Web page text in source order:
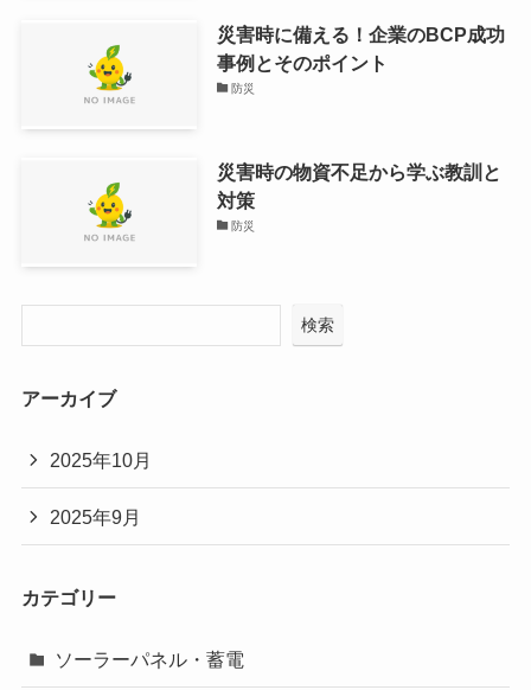
災害時に備える！企業のBCP成功
事例とそのポイント
防災
災害時の物資不足から学ぶ教訓と
対策
防災
検索
アーカイブ
2025年10月
2025年9月
カテゴリー
ソーラーパネル・蓄電